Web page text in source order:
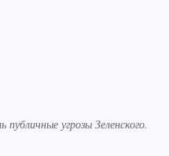
угрозы Зеленского.